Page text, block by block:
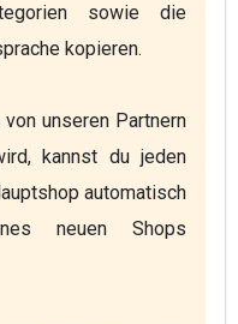
sowie die
kopieren.
unseren Partnern
kannst du jeden
automatisch
neuen Shops